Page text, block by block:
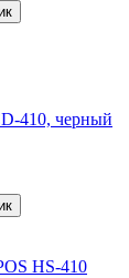
410, черный
HS-410